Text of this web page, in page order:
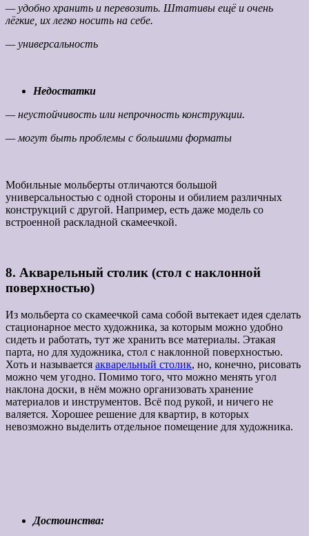
— удобно хранить и перевозить. Штативы ещё и очень
лёгкие, их легко носить на себе.
— универсальность
Недостатки
— неустойчивость или непрочность конструкции.
— могут быть проблемы с большими форматы
Мобильные мольберты отличаются большой
универсальностью с одной стороны и обилием различных
конструкций с другой. Например, есть даже модель со
встроенной раскладной скамеечкой.
8. Акварельный столик (стол с наклонной
поверхностью)
Из мольберта со скамеечкой сама собой вытекает идея сделать
стационарное место художника, за которым можно удобно
сидеть и работать, тут же хранить все материалы. Этакая
парта, но для художника, стол с наклонной поверхностью.
Хоть и называется акварельный столик, но, конечно, рисовать
можно чем угодно. Помимо того, что можно менять угол
наклона доски, в нём можно организовать хранение
материалов и инструментов. Всё под рукой, и ничего не
валяется. Хорошее решение для квартир, в которых
невозможно выделить отдельное помещение для художника.
Достоинства: